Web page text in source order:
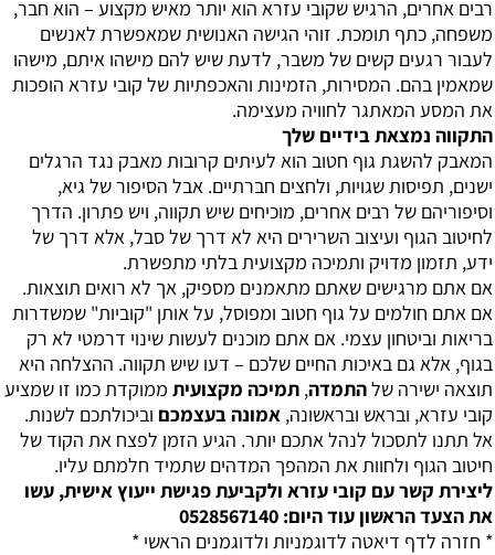
רבים אחרים, הרגיש שקובי עזרא הוא יותר מאיש מקצוע – הוא חבר,
משפחה, כתף תומכת. זוהי הגישה האנושית שמאפשרת לאנשים
לעבור רגעים קשים של משבר, לדעת שיש להם מישהו איתם, מישהו
שמאמין בהם. המסירות, הזמינות והאכפתיות של קובי עזרא הופכות
את המסע המאתגר לחוויה מעצימה.
התקווה נמצאת בידיים שלך
המאבק להשגת גוף חטוב הוא לעיתים קרובות מאבק נגד הרגלים
ישנים, תפיסות שגויות, ולחצים חברתיים. אבל הסיפור של גיא,
וסיפוריהם של רבים אחרים, מוכיחים שיש תקווה, ויש פתרון. הדרך
לחיטוב הגוף ועיצוב השרירים היא לא דרך של סבל, אלא דרך של
ידע, תזמון מדויק ותמיכה מקצועית בלתי מתפשרת.
אם אתם מרגישים שאתם מתאמנים מספיק, אך לא רואים תוצאות.
אם אתם חולמים על גוף חטוב ומפוסל, על אותן "קוביות" שמשדרות
בריאות וביטחון עצמי. אם אתם מוכנים לעשות שינוי דרמטי לא רק
בגוף, אלא גם באיכות החיים שלכם – דעו שיש תקווה. ההצלחה היא
תוצאה ישירה שלהתמדה, תמיכה מקצועית ממוקדת כמו זו שמציע
קובי עזרא, ובראש ובראשונה, אמונה בעצמכם וביכולתכם לשנות.
אל תתנו לתסכול לנהל אתכם יותר. הגיע הזמן לפצח את הקוד של
חיטוב הגוף ולחוות את המהפך המדהים שתמיד חלמתם עליו.
ליצירת קשר עם קובי עזרא ולקביעת פגישת ייעוץ אישית, עשו
את הצעד הראשון עוד היום: 0528567140
* חזרה לדף דיאטה לדוגמניות ולדוגמנים הראשי *